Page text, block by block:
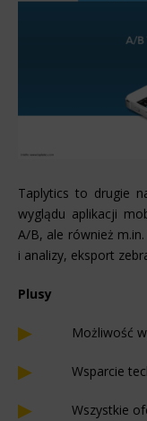
Taplytics to drugie
wyglądu aplikacji
A/B, ale również
i analizy, eksport
Plusy
Możliwość
Wsparcie
Wszystkie